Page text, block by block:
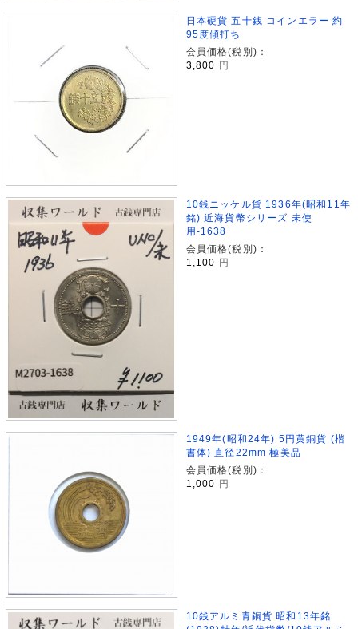
日本硬貨 五十銭 コインエラー 約
95度傾打ち
会員価格(税別)：
3,800
円
10銭ニッケル貨 1936年(昭和11年
銘) 近海貨幣シリーズ 未使
用-1638
会員価格(税別)：
1,100
円
1949年(昭和24年) 5円黄銅貨 (楷
書体) 直径22mm 極美品
会員価格(税別)：
1,000 円
10銭アルミ青銅貨 昭和13年銘